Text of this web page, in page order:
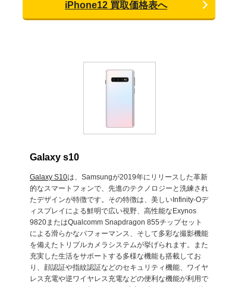
iPhone12 買取価格表へ
Galaxy s10
Galaxy S10は、Samsungが2019年にリリースした革新
的なスマートフォンで、先進のテクノロジーと洗練され
たデザインが特徴です。その特徴は、美しいInfinity-Oデ
ィスプレイによる鮮明で広い視野、高性能なExynos
9820またはQualcomm Snapdragon 855チップセット
による滑らかなパフォーマンス、そして多彩な撮影機能
を備えたトリプルカメラシステムが挙げられます。また
充実した生活をサポートする多様な機能も搭載してお
り、顔認証や指紋認証などのセキュリティ機能、ワイヤ
レス充電や逆ワイヤレス充電などの便利な機能が利用で